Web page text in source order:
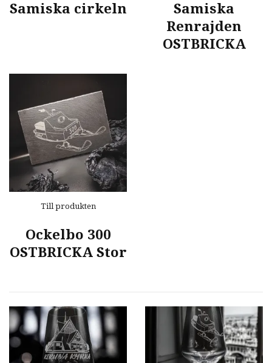
Samiska cirkeln
Samiska
Renrajden
OSTBRICKA
Till produkten
Ockelbo 300
OSTBRICKA Stor